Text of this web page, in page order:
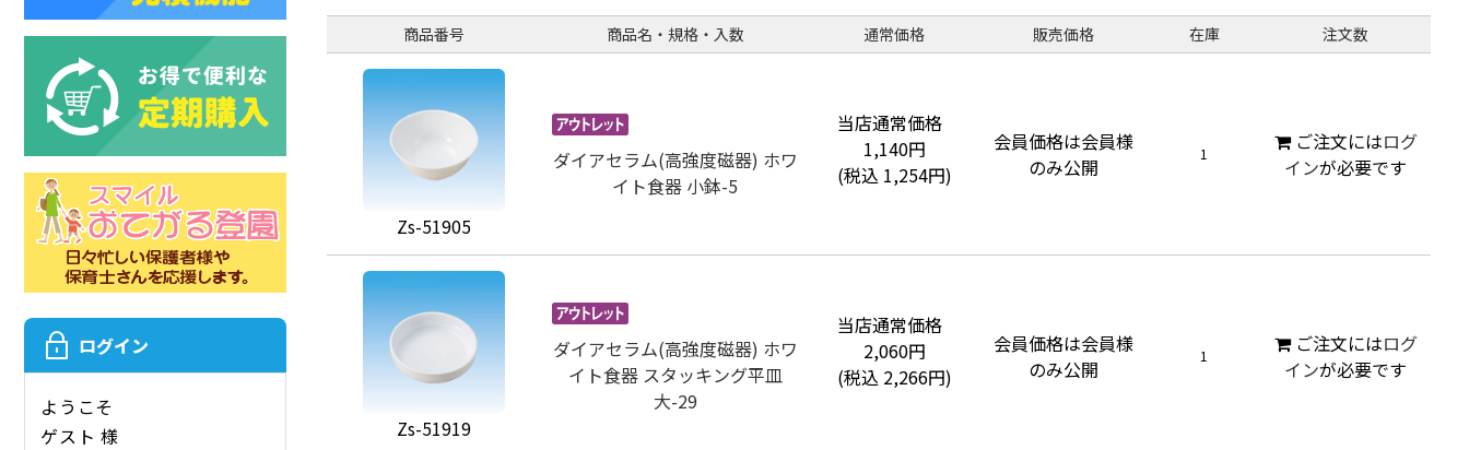
ログイン
ようこそ
ゲスト 様
商品番号 商品名・規格・入数 通常価格 販売価格 在庫 注文数
Zs-51905
ダイアセラム(高強度磁器) ホワ
イト食器 小鉢-5
当店通常価格
1,140円
(税込 1,254円)
会員価格は会員様
のみ公開
1 ご注文にはログ
インが必要です
Zs-51919
ダイアセラム(高強度磁器) ホワ
イト食器 スタッキング平皿
大-29
当店通常価格
2,060円
(税込 2,266円)
会員価格は会員様
のみ公開
1 ご注文にはログ
インが必要です